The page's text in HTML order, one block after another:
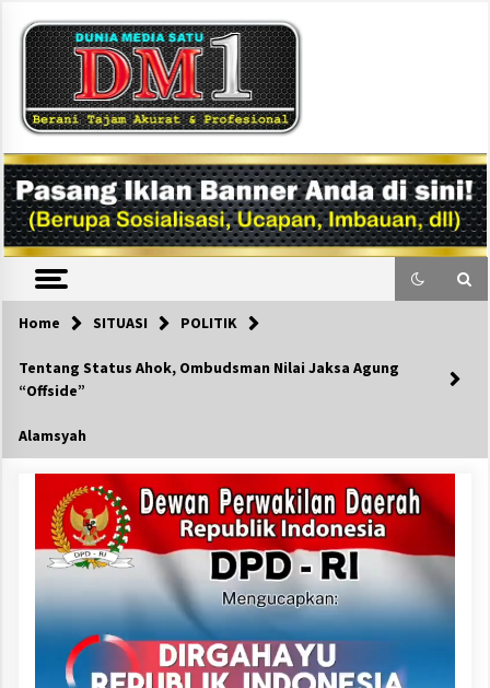
content
DM1
Home SITUASI POLITIK
Tentang Status Ahok, Ombudsman Nilai Jaksa Agung
“Offside”
Alamsyah